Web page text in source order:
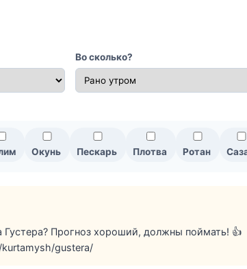
Во сколько?
Окунь Пескарь Плотва Ротан
Прогноз хороший, должны поймать! 👍
gustera/